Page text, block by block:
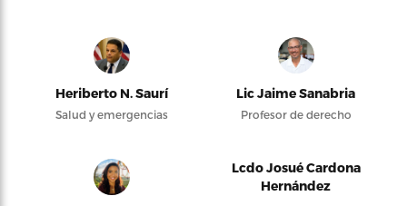
Heriberto N. Saurí
Salud y emergencias
Lic Jaime Sanabria
Profesor de derecho
Lcdo Josué Cardona
Hernández